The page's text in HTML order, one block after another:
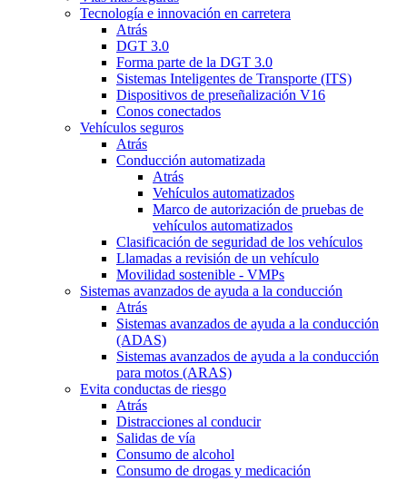
Tecnología e innovación en carretera
Atrás
DGT 3.0
Forma parte de la DGT 3.0
Sistemas Inteligentes de Transporte (ITS)
Dispositivos de preseñalización V16
Conos conectados
Vehículos seguros
Atrás
Conducción automatizada
Atrás
Vehículos automatizados
Marco de autorización de pruebas de
vehículos automatizados
Clasificación de seguridad de los vehículos
Llamadas a revisión de un vehículo
Movilidad sostenible - VMPs
Sistemas avanzados de ayuda a la conducción
Atrás
Sistemas avanzados de ayuda a la conducción
(ADAS)
Sistemas avanzados de ayuda a la conducción
para motos (ARAS)
Evita conductas de riesgo
Atrás
Distracciones al conducir
Salidas de vía
Consumo de alcohol
Consumo de drogas y medicación